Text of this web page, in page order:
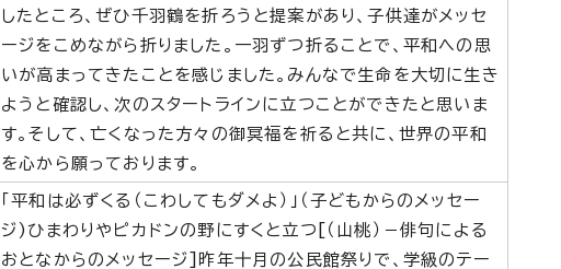
したところ、ぜひ千羽鶴を折ろうと提案があり、子供達がメッセ
ージをこめながら折りました。一羽ずつ折ることで、平和への思
いが高まってきたことを感じました。みんなで生命を大切に生き
ようと確認し、次のスタートラインに立つことができたと思いま
す。そして、亡くなった方々の御冥福を祈ると共に、世界の平和
を心から願っております。
「平和は必ずくる（こわしてもダメよ）」（子どもからのメッセー
ジ)ひまわりやピカドンの野にすくと立つ[（山桃）－俳句による
おとなからのメッセージ]昨年十月の公民館祭りで、学級のテー